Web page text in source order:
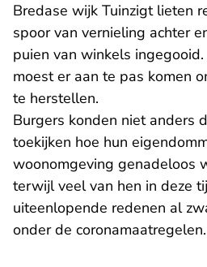
Bredase wijk Tuinzigt lieten
spoor van vernieling achter
puien van winkels
moest er aan te pas komen
te herstellen.
Burgers konden niet anders
toekijken hoe hun
woonomgeving genadeloos
terwijl veel van hen in deze
uiteenlopende redenen al
onder de coronamaatregelen.